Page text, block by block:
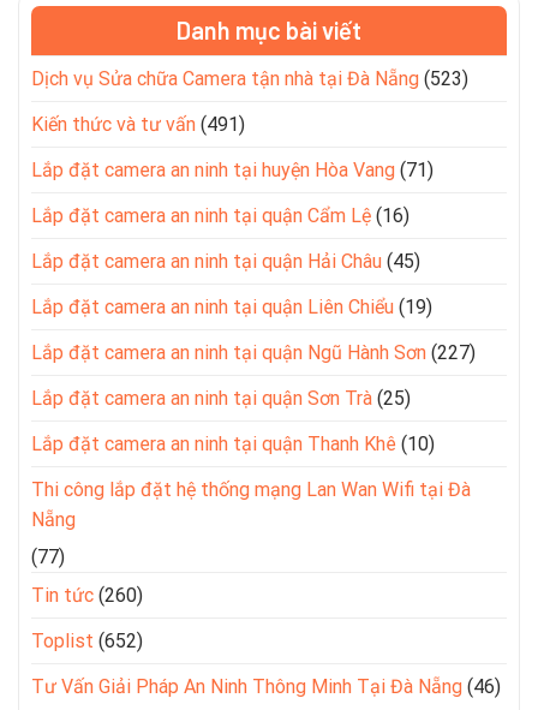
Danh mục bài viết
Dịch vụ Sửa chữa Camera tận nhà tại Đà Nẵng (523)
Kiến thức và tư vấn (491)
Lắp đặt camera an ninh tại huyện Hòa Vang (71)
Lắp đặt camera an ninh tại quận Cẩm Lệ (16)
Lắp đặt camera an ninh tại quận Hải Châu (45)
Lắp đặt camera an ninh tại quận Liên Chiểu (19)
Lắp đặt camera an ninh tại quận Ngũ Hành Sơn (227)
Lắp đặt camera an ninh tại quận Sơn Trà (25)
Lắp đặt camera an ninh tại quận Thanh Khê (10)
Thi công lắp đặt hệ thống mạng Lan Wan Wifi tại Đà
Nẵng
(77)
Tin tức (260)
Toplist (652)
Tư Vấn Giải Pháp An Ninh Thông Minh Tại Đà Nẵng (46)